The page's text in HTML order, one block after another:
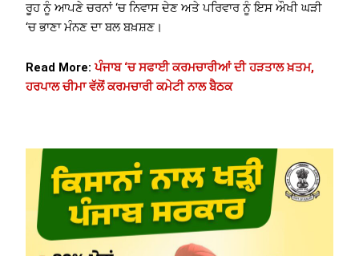
ਰੂਹ ਨੂੰ ਆਪਣੇ ਚਰਨਾਂ ‘ਚ ਨਿਵਾਸ ਦੇਣ ਅਤੇ ਪਰਿਵਾਰ ਨੂੰ ਇਸ ਔਖੀ ਘੜੀ
‘ਚ ਭਾਣਾ ਮੰਨਣ ਦਾ ਬਲ ਬਖ਼ਸ਼ਣ।
Read More:ਪੰਜਾਬ ‘ਚ ਸਫਾਈ ਕਰਮਚਾਰੀਆਂ ਦੀ ਹੜਤਾਲ ਖ਼ਤਮ,
ਹਰਪਾਲ ਚੀਮਾ ਵੱਲੋਂ ਕਰਮਚਾਰੀ ਕਮੇਟੀ ਨਾਲ ਬੈਠਕ